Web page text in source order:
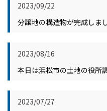
2023/09/22
分譲地の構造物が完成しま
2023/08/16
本日は浜松市の土地の役所
2023/07/27